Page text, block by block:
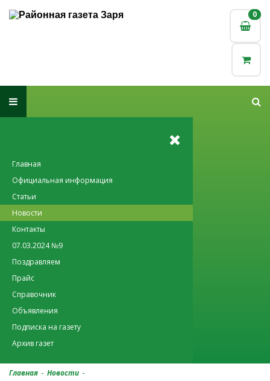
0
0
Главная
Официальная информация
Статьи
Новости
Контакты
07.03.2024 №9
Поздравляем
Прайс
Справочник
Объявления
Подписка на газету
Архив газет
Главная - Новости -